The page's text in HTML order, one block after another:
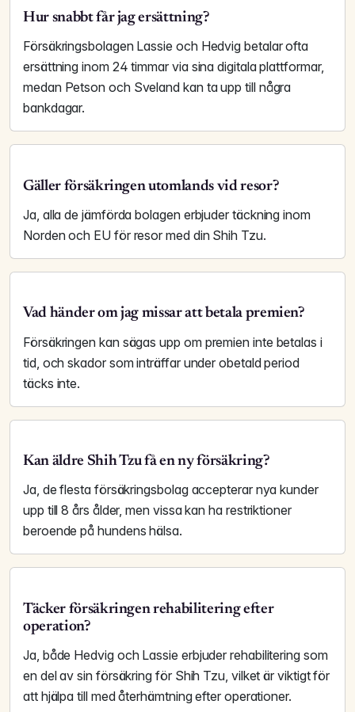
Hur snabbt får jag ersättning?
Försäkringsbolagen Lassie och Hedvig betalar ofta
ersättning inom 24 timmar via sina digitala plattformar,
medan Petson och Sveland kan ta upp till några
bankdagar.
Gäller försäkringen utomlands vid resor?
Ja, alla de jämförda bolagen erbjuder täckning inom
Norden och EU för resor med din Shih Tzu.
Vad händer om jag missar att betala premien?
Försäkringen kan sägas upp om premien inte betalas i
tid, och skador som inträffar under obetald period
täcks inte.
Kan äldre Shih Tzu få en ny försäkring?
Ja, de flesta försäkringsbolag accepterar nya kunder
upp till 8 års ålder, men vissa kan ha restriktioner
beroende på hundens hälsa.
Täcker försäkringen rehabilitering efter
operation?
Ja, både Hedvig och Lassie erbjuder rehabilitering som
en del av sin försäkring för Shih Tzu, vilket är viktigt för
att hjälpa till med återhämtning efter operationer.